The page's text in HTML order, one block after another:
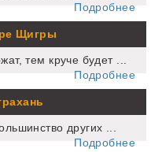
Подробнее
Щигры
тем круче будет ...
Подробнее
других ...
Подробнее